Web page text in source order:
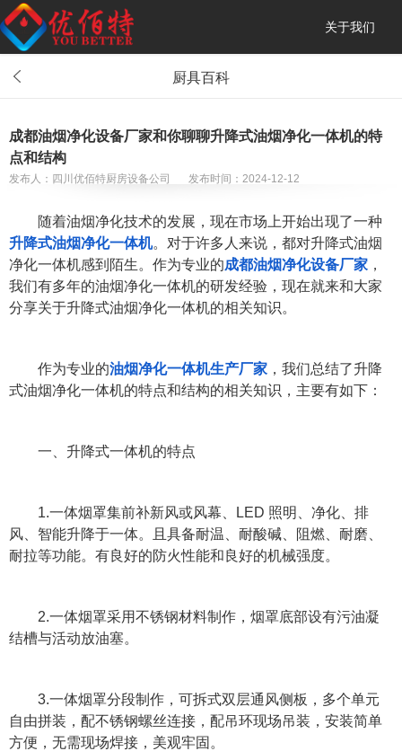
关于我们
厨具百科
成都油烟净化设备厂家和你聊聊升降式油烟净化一体机的特
点和结构
发布人：四川优佰特厨房设备公司 发布时间：2024-12-12
随着油烟净化技术的发展，现在市场上开始出现了一种
升降式油烟净化一体机。对于许多人来说，都对升降式油烟
净化一体机感到陌生。作为专业的成都油烟净化设备厂家 ，
我们有多年的油烟净化一体机的研发经验，现在就来和大家
分享关于升降式油烟净化一体机的相关知识。
作为专业的油烟净化一体机生产厂家 ，我们总结了升降
式油烟净化一体机的特点和结构的相关知识，主要有如下：
一、升降式一体机的特点
1.一体烟罩集前补新风或风幕、LED 照明、净化、排
风、智能升降于一体。且具备耐温、耐酸碱、阻燃、耐磨、
耐拉等功能。有良好的防火性能和良好的机械强度。
2.一体烟罩采用不锈钢材料制作，烟罩底部设有污油凝
结槽与活动放油塞。
3.一体烟罩分段制作，可拆式双层通风侧板，多个单元
自由拼装，配不锈钢螺丝连接，配吊环现场吊装，安装简单
方便，无需现场焊接，美观牢固。